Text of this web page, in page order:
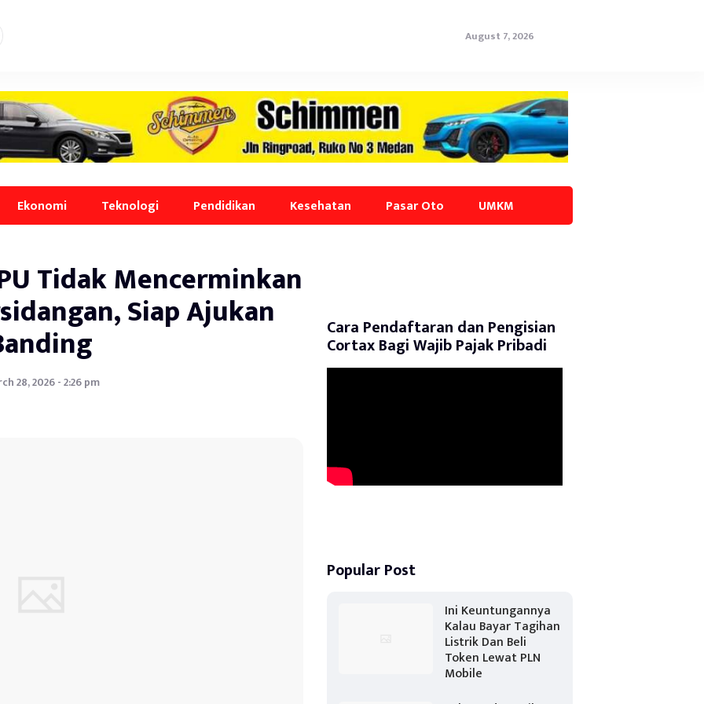
August 7, 2026
Ekonomi Teknologi Pendidikan Kesehatan Pasar Oto UMKM
Tidak Mencerminkan
Siap Ajukan
28, 2026 - 2:26 pm
Cara Pendaftaran dan Pengisian
Cortax Bagi Wajib Pajak Pribadi
Popular Post
Ini Keuntungannya
Kalau Bayar Tagihan
Listrik Dan Beli
Token Lewat PLN
Mobile